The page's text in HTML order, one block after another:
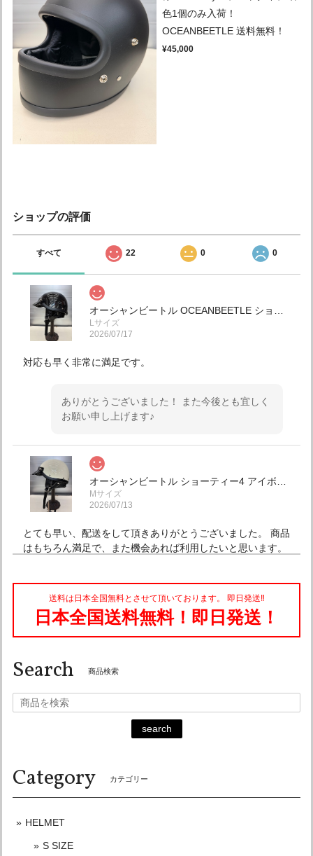
色1個のみ入荷！
OCEANBEETLE 送料無料！
¥45,000
ショップの評価
すべて 22 0 0
オーシャンビートル OCEANBEETLE ショーティー4 別注ブラックメタリック 各サイズ有り チンカップ黒 本皮クロコダイル型押し仕様 (鑑賞用.コレクション) SALE中！ 送料無料！インスタ.ホームページのみの限定販売！ (予約商品) 本日入荷してます！
Lサイズ
2026/07/17
対応も早く非常に満足です。
ありがとうございました！ また今後とも宜しく
お願い申し上げます♪
オーシャンビートル ショーティー4 アイボリー チンカップ黒 各サイズ有り SALE中！ 送料込み！
Mサイズ
2026/07/13
とても早い、配送をして頂きありがとうございました。 商品
はもちろん満足で、また機会あれば利用したいと思います。
こちらこそ有難うございました。 また今後とも
宜しくお願い申し上げます♪
2026/06/18
迅速な対応ありがとうございます。 また御機会がありました
らよろしくお願い致します。
Lサイズ
リピートでの購入。 商品問い合わせ,購入後は通話とメッセ
送料は日本全国無料とさせて頂いております。 即日発送‼︎
日本全国送料無料！即日発送！
Search 商品検索
search
Category カテゴリー
HELMET
S SIZE